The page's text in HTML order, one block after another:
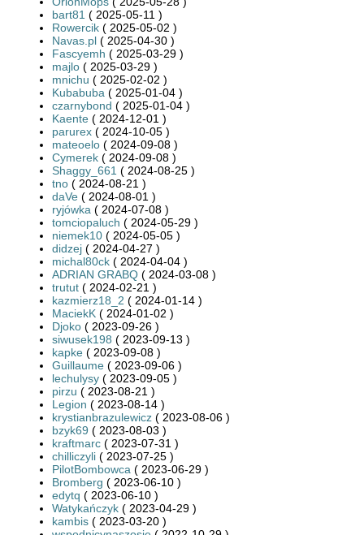
bart81 ( 2025-05-11 )
Rowercik ( 2025-05-02 )
Navas.pl ( 2025-04-30 )
Fascyemh ( 2025-03-29 )
majlo ( 2025-03-29 )
mnichu ( 2025-02-02 )
Kubabuba ( 2025-01-04 )
czarnybond ( 2025-01-04 )
Kaente ( 2024-12-01 )
parurex ( 2024-10-05 )
mateoelo ( 2024-09-08 )
Cymerek ( 2024-09-08 )
Shaggy_661 ( 2024-08-25 )
tno ( 2024-08-21 )
daVe ( 2024-08-01 )
ryjówka ( 2024-07-08 )
tomciopaluch ( 2024-05-29 )
niemek10 ( 2024-05-05 )
didzej ( 2024-04-27 )
michal80ck ( 2024-04-04 )
ADRIAN GRABQ ( 2024-03-08 )
trutut ( 2024-02-21 )
kazmierz18_2 ( 2024-01-14 )
MaciekK ( 2024-01-02 )
Djoko ( 2023-09-26 )
siwusek198 ( 2023-09-13 )
kapke ( 2023-09-08 )
Guillaume ( 2023-09-06 )
lechulysy ( 2023-09-05 )
pirzu ( 2023-08-21 )
Legion ( 2023-08-14 )
krystianbrazulewicz ( 2023-08-06 )
bzyk69 ( 2023-08-03 )
kraftmarc ( 2023-07-31 )
chilliczyli ( 2023-07-25 )
PilotBombowca ( 2023-06-29 )
Bromberg ( 2023-06-10 )
edytq ( 2023-06-10 )
Watykańczyk ( 2023-04-29 )
kambis ( 2023-03-20 )